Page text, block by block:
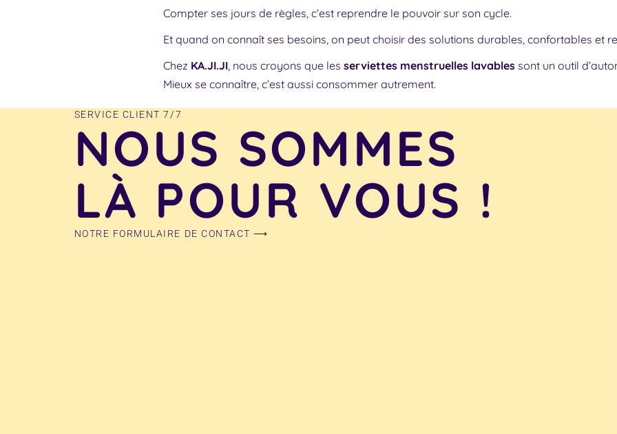
Compter ses jours de règles, c’est reprendre le pouvoir sur son cycle.
Et quand on connaît ses besoins, on peut choisir des solutions durables, confortables et
Chez KA.JI.JI, nous croyons que les serviettes menstruelles lavables sont un outil
Mieux se connaître, c’est aussi consommer autrement.
SERVICE CLIENT 7/7
NOUS SOMMES
LÀ POUR VOUS !
NOTRE FORMULAIRE DE CONTACT ⟶